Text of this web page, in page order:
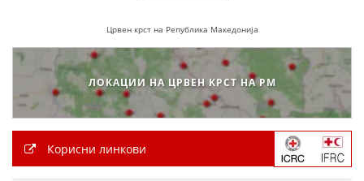
СТРАТЕГИИ
ЕДУКАТИВНО ИНФОРМАТИВНИ МАТЕРИЈАЛИ
Црвен крст на Република Македонија
ЛОКАЦИИ НА ЦРВЕН КРСТ НА РМ
Корисни линкови